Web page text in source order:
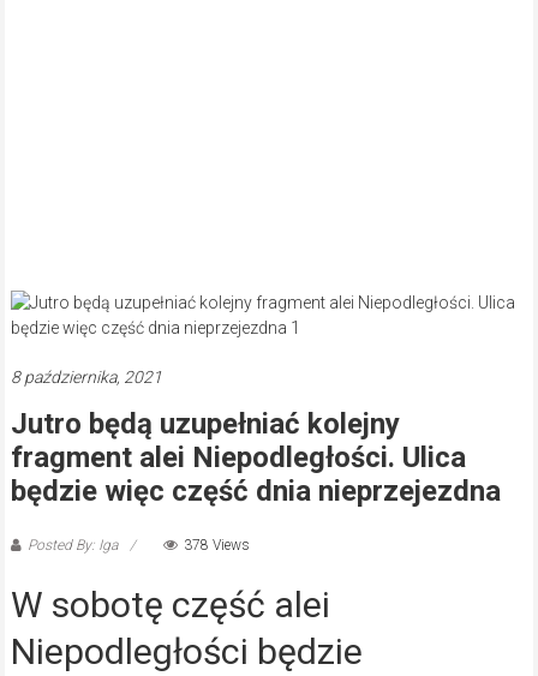
8 października, 2021
Jutro będą uzupełniać kolejny
fragment alei Niepodległości. Ulica
będzie więc część dnia nieprzejezdna
Posted By: Iga 378 Views
W sobotę część alei
Niepodległości będzie